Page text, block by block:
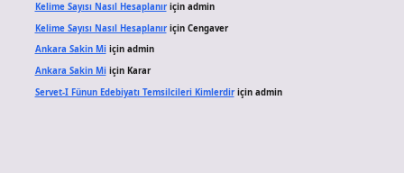
Kelime Sayısı Nasıl Hesaplanıriçin admin
Kelime Sayısı Nasıl Hesaplanıriçin Cengaver
Ankara Sakin Miiçin admin
Ankara Sakin Miiçin Karar
Servet-I Fünun Edebiyatı Temsilcileri Kimlerdiriçin admin